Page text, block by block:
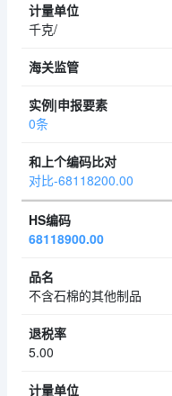
千克/
0条
对比-68118200.00
68118900.00
不含石棉的其他制品
5.00